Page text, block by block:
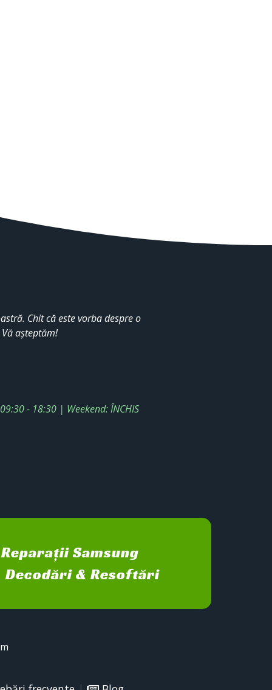
Chit că este vorba despre o
așteptăm!
- 18:30 | Weekend: ÎNCHIS
Reparații Samsung
Decodări & Resoftări